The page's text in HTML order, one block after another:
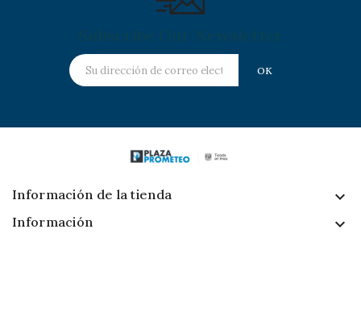
Información de la tienda keyboard_arrow_down
Información 